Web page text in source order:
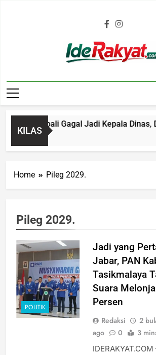
KILAS
Kembali Gagal Jadi Kepala Dinas,
Home Pileg 2029.
Pileg 2029.
POLITIK
Jadi yang
Jabar, PAN
Tasikmalaya
Suara
Persen
Redaksi
2
ago
0 3